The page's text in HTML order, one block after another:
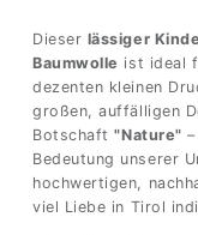
Dieser lässiger
Baumwolle ist ideal
dezenten kleinen
großen, auffälligen
Botschaft "Nature"
Bedeutung unserer
hochwertigen,
viel Liebe in Tirol